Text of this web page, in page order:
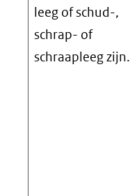
leeg of schud-,
schrap- of
schraapleeg zijn.